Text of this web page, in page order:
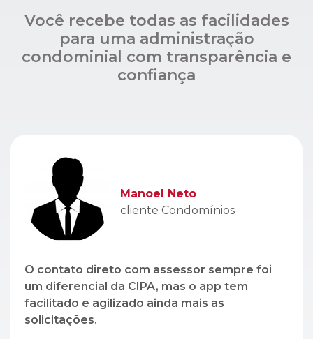
O contato direto com assessor sempre foi
um diferencial da CIPA, mas o app tem
facilitado e agilizado ainda mais as
solicitações.